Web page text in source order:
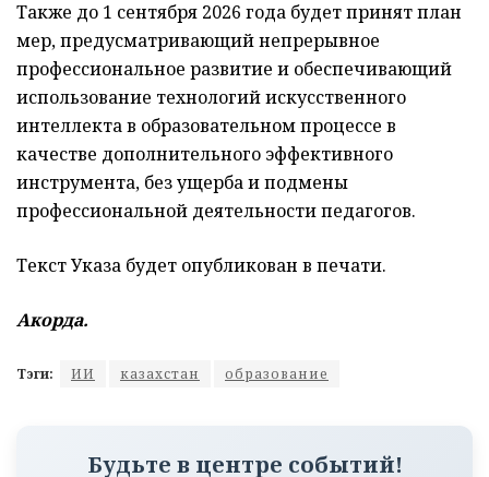
Также до 1 сентября 2026 года будет принят план
мер, предусматривающий непрерывное
профессиональное развитие и обеспечивающий
использование технологий искусственного
интеллекта в образовательном процессе в
качестве дополнительного эффективного
инструмента, без ущерба и подмены
профессиональной деятельности педагогов.
Текст Указа будет опубликован в печати.
Акорда.
Тэги: ИИ казахстан образование
Будьте в центре событий!